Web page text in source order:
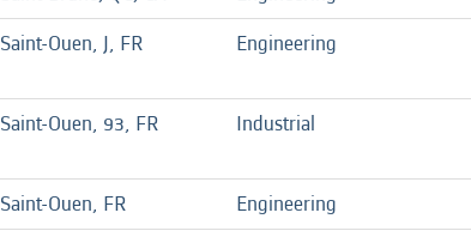
Saint-Ouen, J, FR Engineering
Saint-Ouen, 93, FR Industrial
Saint-Ouen, FR Engineering